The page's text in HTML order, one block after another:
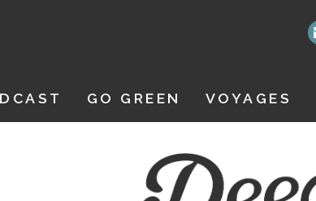
GO GREEN VOYAGES